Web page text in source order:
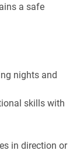
a safe
nights and
skills with
in direction or